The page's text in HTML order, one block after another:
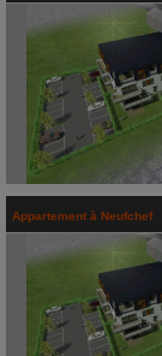
Appartement à Neufchef